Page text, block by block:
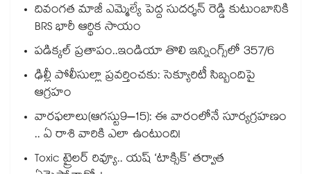
దివంగత మాజీ ఎమ్మెల్యే పెద్ద సుదర్శన్ రెడ్డి కుటుంబానికి
BRS భారీ ఆర్థిక సాయం
పడిక్కల్‌‌ ప్రతాపం..ఇండియా తొలి ఇన్నింగ్స్‌‌లో 357/6
ఢిల్లీ పోలీసుల్లా ప్రవర్తించకు: సెక్యూరిటీ సిబ్బందిపై
ఆగ్రహం
వారఫలాలు(ఆగస్టు9–15): ఈ వారంలోనే సూర్యగ్రహణం
.. ఏ రాశి వారికి ఎలా ఉంటుంది!
Toxic ట్రైలర్ రివ్యూ.. యష్ ‘టాక్సిక్’ తర్వాత